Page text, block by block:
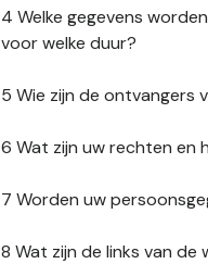
4 Welke gegevens
voor welke duur?
5 Wie zijn de ontvangers
6 Wat zijn uw rechten en
7 Worden uw
8 Wat zijn de links van